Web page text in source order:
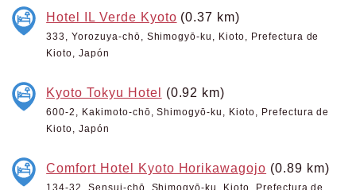
Hotel IL Verde Kyoto (0.37 km)
333, Yorozuya-chō, Shimogyō-ku, Kioto, Prefectura de
Kioto, Japón
Kyoto Tokyu Hotel (0.92 km)
600-2, Kakimoto-chō, Shimogyō-ku, Kioto, Prefectura de
Kioto, Japón
Comfort Hotel Kyoto Horikawagojo (0.89 km)
134-32, Sensui-chō, Shimogyō-ku, Kioto, Prefectura de